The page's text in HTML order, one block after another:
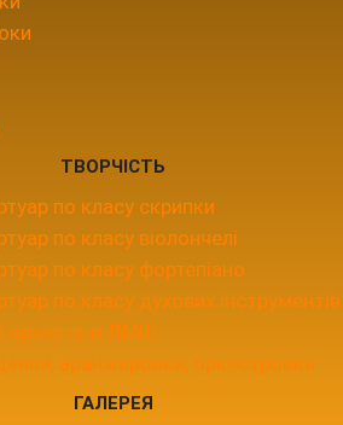
ТВОРЧІСТЬ
по класу скрипки
по класу віолончелі
по класу фортепіано
по класу духових інструментів
оркестр в ДМШ
аранжировки, оркестровки
ГАЛЕРЕЯ